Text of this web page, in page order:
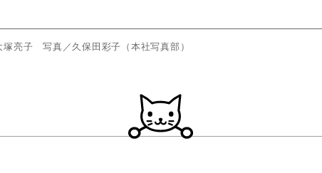
塚亮子 写真／久保田彩子（本社写真部）